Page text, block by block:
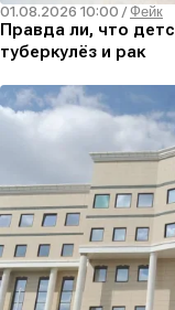
01.08.2026 10:00 /Фейк
Правда ли, что
туберкулёз и рак